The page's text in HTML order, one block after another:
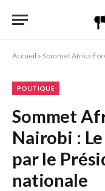
Accueil » Sommet Africa Forward
POLITIQUE
Sommet
Nairobi :
par le
nationale